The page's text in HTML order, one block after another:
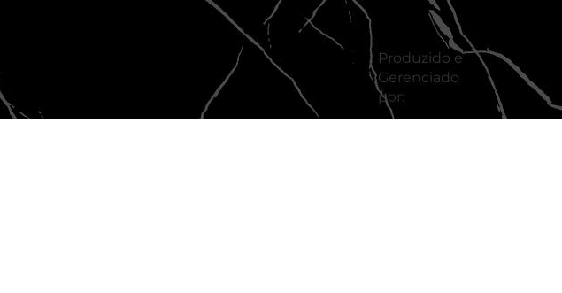
Produzido e
Gerenciado
por: